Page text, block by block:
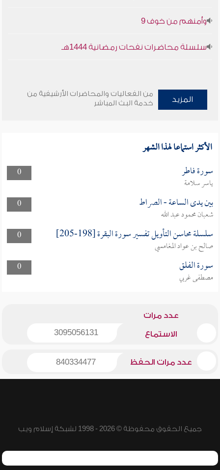
وأمنهم من خوف 9
سلسلة محاضرات نفحات رمضانية 1444هـ
المزيد
من الفعاليات والمحاضرات الأرشيفية من
خدمة البث المباشر
الأكثر استماعا لهذا الشهر
0 سورة فاطر
ياسر سلامة
0
بين يدى الساعة - الصراط
شعبان محمود عبد الله
0
سلسلة محاسن التأويل تفسير سورة البقرة [198-205]
صالح بن عواد المغامسي
0
سورة الفلق
مصطفى غربي
عدد مرات
الاستماع 3095056131
عدد مرات الحفظ 840334477
جميع الحقوق محفوظة © 2026 - 1998 لشبكة إسلام ويب